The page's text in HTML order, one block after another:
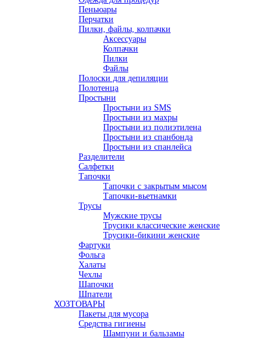
Пеньюары
Перчатки
Пилки, файлы, колпачки
Аксессуары
Колпачки
Пилки
Файлы
Полоски для депиляции
Полотенца
Простыни
Простыни из SMS
Простыни из махры
Простыни из полиэтилена
Простыни из спанбонда
Простыни из спанлейса
Разделители
Салфетки
Тапочки
Тапочки с закрытым мысом
Тапочки-вьетнамки
Трусы
Мужские трусы
Трусики классические женские
Трусики-бикини женские
Фартуки
Фольга
Халаты
Чехлы
Шапочки
Шпатели
ХОЗТОВАРЫ
Пакеты для мусора
Средства гигиены
Шампуни и бальзамы